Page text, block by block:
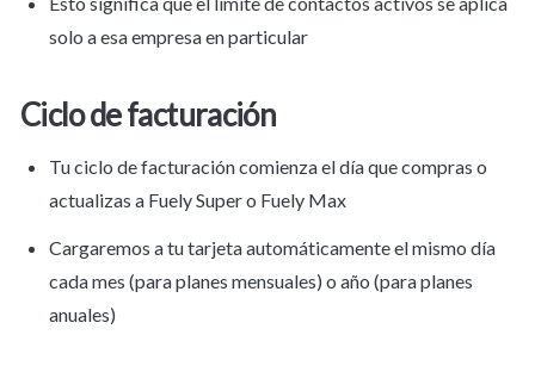
solo a esa empresa en particular
Ciclo de facturación
Tu ciclo de facturación comienza el día que compras o
actualizas a Fuely Super o Fuely Max
Cargaremos a tu tarjeta automáticamente el mismo día
cada mes (para planes mensuales) o año (para planes
anuales)